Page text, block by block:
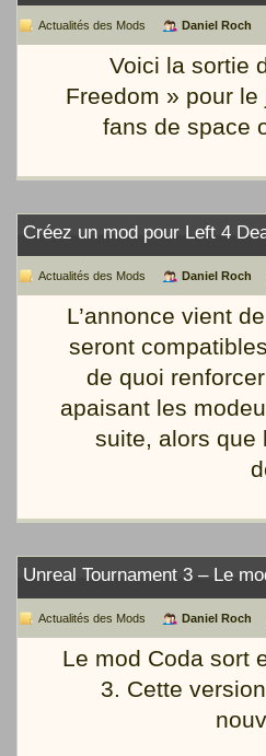
Actualités des Mods Daniel Roch
Voici la sortie
Freedom » pour
fans de space
Créez un mod pour Left 4
Actualités des Mods Daniel Roch
L’annonce vient
seront
de quoi
apaisant les
suite, alors que
Unreal Tournament 3 – Le
Actualités des Mods Daniel Roch
Le mod Coda sort
3. Cette